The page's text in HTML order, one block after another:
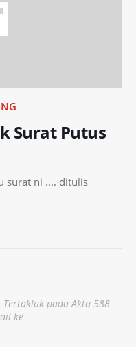
Surat Putus
surat ni .... ditulis
pada Akta 588
ke